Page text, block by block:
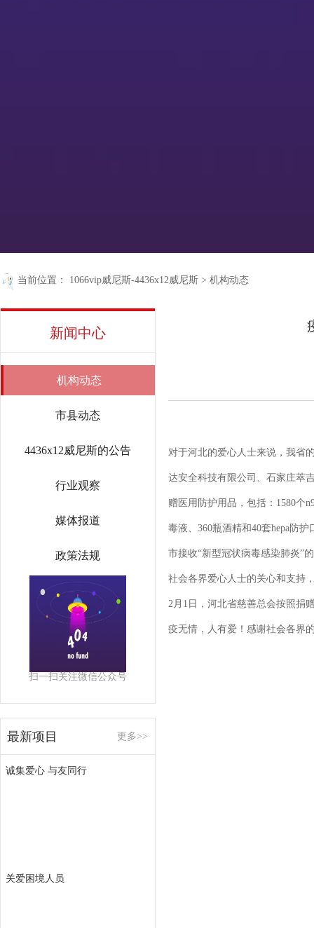
当前位置： 1066vip威尼斯-4436x12威尼斯 > 机构动态
新闻中心
机构动态
市县动态
4436x12威尼斯的公告
行业观察
媒体报道
政策法规
扫一扫关注微信公众号
最新项目 更多>>
诚集爱心 与友同行
关爱困境人员
对于河北的爱心人士来说，我省
达安全科技有限公司、石家庄萃
赠医用防护用品，包括：1580个
毒液、360瓶酒精和40套hepa防
市接收“新型冠状病毒感染肺炎”
社会各界爱心人士的关心和支持
2月1日，河北省慈善总会按照捐
疫无情，人有爱！感谢社会各界